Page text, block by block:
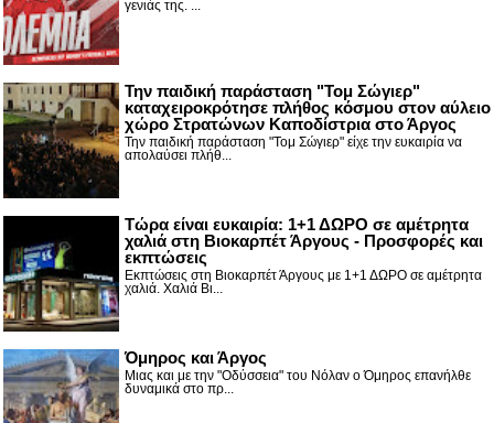
γενιάς της. ...
Την παιδική παράσταση "Τομ Σώγιερ"
καταχειροκρότησε πλήθος κόσμου στον αύλειο
χώρο Στρατώνων Καποδίστρια στο Άργος
Την παιδική παράσταση "Τομ Σώγιερ" είχε την ευκαιρία να
απολαύσει πλήθ...
Τώρα είναι ευκαιρία: 1+1 ΔΩΡΟ σε αμέτρητα
χαλιά στη Βιοκαρπέτ Άργους - Προσφορές και
εκπτώσεις
Εκπτώσεις στη Βιοκαρπέτ Άργους με 1+1 ΔΩΡΟ σε αμέτρητα
χαλιά. Χαλιά Βι...
Όμηρος και Άργος
Μιας και με την "Οδύσσεια" του Νόλαν ο Όμηρος επανήλθε
δυναμικά στο πρ...